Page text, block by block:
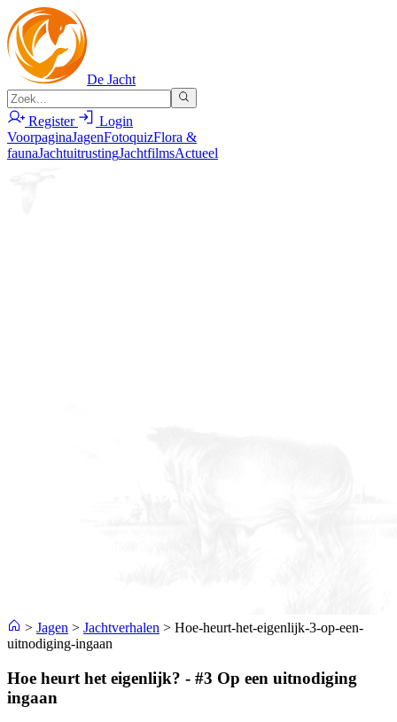
De Jacht
Register
Login
VoorpaginaJagenFotoquizFlora &
faunaJachtuitrustingJachtfilmsActueel
> Jagen > Jachtverhalen > Hoe-heurt-het-eigenlijk-3-op-een-
uitnodiging-ingaan
Hoe heurt het eigenlijk? - #3 Op een uitnodiging
ingaan